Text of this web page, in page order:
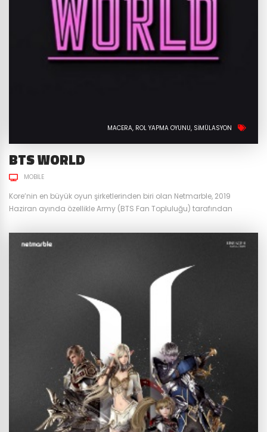
MACERA ROL YAPMA OYUNU SIMÜLASYON
BTS WORLD
MOBILE
Kore’nin en büyük oyun şirketlerinden biri olan Netmarble, 2019
Haziran ayında özellikle Army (BTS Fan Topluluğu) tarafından
anda Türkiye’deki oyun severlere sundu. BTS World, oyuncuların
zaman yolculuğu ile BTS’in çıkışından önceki tarihe gitmesini